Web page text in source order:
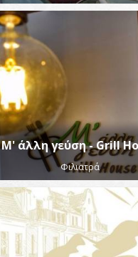
Μ' άλλη γεύση - Grill
Φιλιατρά